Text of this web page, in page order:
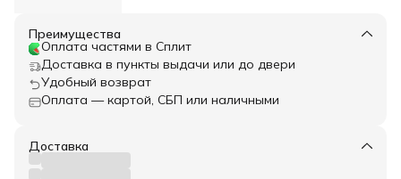
Преимущества
Оплата частями в Сплит
Доставка в пункты выдачи или до двери
Удобный возврат
Оплата — картой, СБП или наличными
Доставка